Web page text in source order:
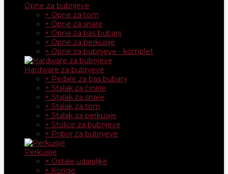
Opne za bubnjeve
+ Opne za tom
+ Opne za snare
+ Opne za bas bubanj
+ Opne za perkusije
+ Opne za bubnjeve - komplet
Hardware za bubnjeve
+ Pedale za bas bubanj
+ Stalak za činele
+ Stalak za snare
+ Stalak za tom
+ Stalak za perkusije
+ Stolice za bubnjeve
+ Pribor za bubnjeve
Perkusije
+ Ostale udaraljke
+ Konge